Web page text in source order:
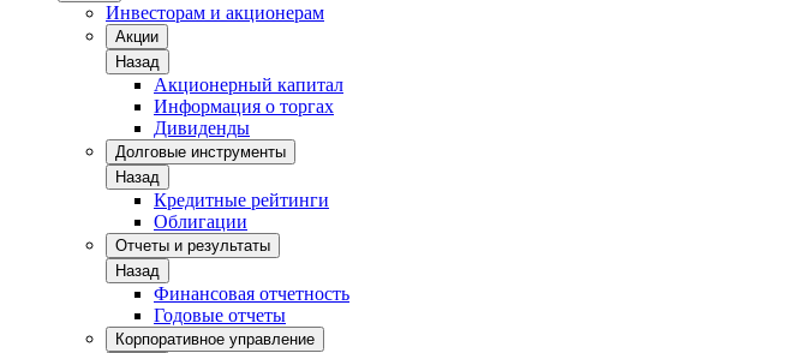
Инвесторам и акционерам
Акции
Назад
Акционерный капитал
Информация о торгах
Дивиденды
Долговые инструменты
Назад
Кредитные рейтинги
Облигации
Отчеты и результаты
Назад
Финансовая отчетность
Годовые отчеты
Корпоративное управление